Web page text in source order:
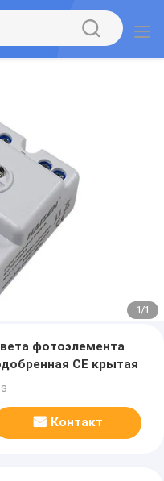
1/1
фотоэлемента
CE крытая
Контакт